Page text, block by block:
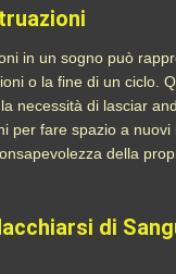
in un sogno può
o la fine di un ciclo.
necessità di lasciar
per fare spazio a nuovi
della
di